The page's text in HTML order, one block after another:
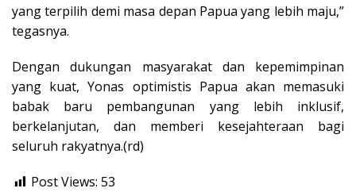
yang terpilih demi masa depan Papua yang lebih maju,”
tegasnya.
Dengan dukungan masyarakat dan kepemimpinan
yang kuat, Yonas optimistis Papua akan memasuki
babak baru pembangunan yang lebih inklusif,
berkelanjutan, dan memberi kesejahteraan bagi
seluruh rakyatnya.(rd)
Post Views: 53